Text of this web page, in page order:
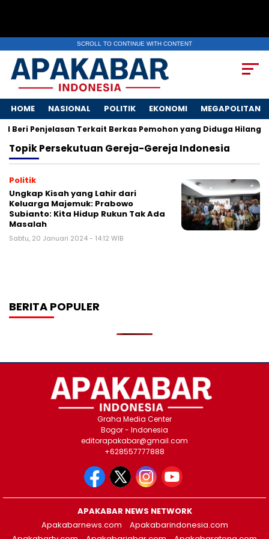
SCROLL TO CONTINUE WITH CONTENT
HOME NASIONAL POLITIK EKONOMI MEGAPOLITAN
Beri Penjelasan Terkait Berkas Pemohon yang Diduga Hilang
TopikPersekutuan Gereja-Gereja Indonesia
Politik
Ungkap Kisah yang Lahir dari
Keluarga Majemuk: Prabowo
Subianto: Kita Hidup Rukun Tak Ada
Masalah
Sabtu, 20 Januari 2024 - 14:12 WIB
BERITA POPULER
Graha Media Center
Bogor - Indonesia
editorapakabar@gmail.com
+628557777888
APAKABAR NEWS NETWORK
Apakabarnews.com
Apakabarindonesia.com